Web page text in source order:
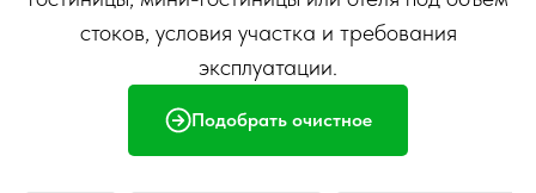
стоков, условия участка и требования
эксплуатации.
Подобрать очистное